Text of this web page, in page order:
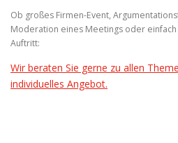
Ob großes Firmen-Event,
Moderation eines Meetings oder
Auftritt:
Wir beraten Sie gerne zu allen
individuelles Angebot.